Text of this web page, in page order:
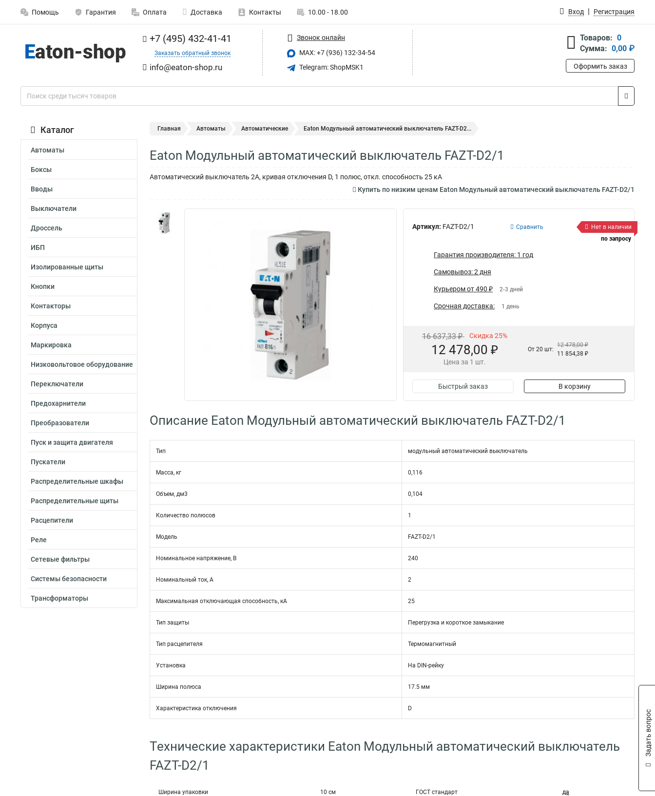
Помощь Гарантия Оплата Доставка Контакты 10.00 - 18.00 Вход Регистрация
+7 (495) 432-41-41
Заказать обратный звонок
info@eaton-shop.ru
Звонок онлайн
MAX: +7 (936) 132-34-54
Telegram: ShopMSK1
Товаров: 0
Сумма: 0,00 ₽
Оформить заказ
Каталог
Автоматы
Боксы
Вводы
Выключатели
Дроссель
ИБП
Изолированные щиты
Кнопки
Контакторы
Корпуса
Маркировка
Низковольтовое оборудование
Переключатели
Предохарнители
Преобразователи
Пуск и защита двигателя
Пускатели
Распределительные шкафы
Распределительные щиты
Расцепители
Реле
Сетевые фильтры
Системы безопасности
Трансформаторы
Главная Автоматы Автоматические Eaton Модульный автоматический выключатель FAZT-D2...
Eaton Модульный автоматический выключатель FAZT-D2/1
Автоматический выключатель 2А, кривая отключения D, 1 полюс, откл. способность 25 кА
Купить по низким ценам Eaton Модульный автоматический выключатель FAZT-D2/1
Артикул: FAZT-D2/1 Сравнить
Нет в наличии
по запросу
Гарантия производителя: 1 год
Самовывоз: 2 дня
Курьером от 490 ₽ 2-3 дней
Срочная доставка: 1 день
16 637,33 ₽ Скидка 25%
12 478,00 ₽
Цена за 1 шт.
От 20 шт:
12 478,00 ₽
11 854,38 ₽
Быстрый заказ В корзину
Описание Eaton Модульный автоматический выключатель FAZT-D2/1
Тип модульный автоматический выключатель
Масса, кг 0,116
Объем, дм3 0,104
Количество полюсов 1
Модель FAZT-D2/1
Номинальное напряжение, В 240
Номинальный ток, А 2
Максимальная отключающая способность, кА 25
Тип защиты Перегрузка и короткое замыкание
Тип расцепителя Термомагнитный
Установка На DIN-рейку
Ширина полюса 17.5 мм
Характеристика отключения D
Технические характеристики Eaton Модульный автоматический выключатель
FAZT-D2/1
Ширина упаковки 10 см ГОСТ стандарт да
Задать вопрос